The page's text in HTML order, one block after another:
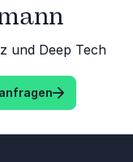
und Deep Tech